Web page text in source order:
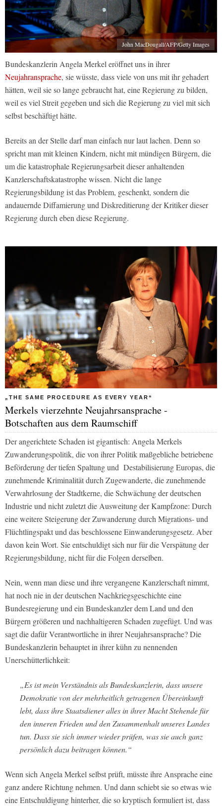
John MacDougall/AFP/Getty Images
Bundeskanzlerin Angela Merkel eröffnet uns in ihrer
Neujahransprache, sie wüsste, dass viele von uns mit ihr gehadert
hätten, weil sie so lange gebraucht hat, eine Regierung zu bilden,
weil es viel Streit gegeben und sich die Regierung zu viel mit sich
selbst beschäftigt hätte.
Bereits an der Stelle darf man einfach nur laut lachen. Denn so
spricht man mit kleinen Kindern, nicht mit mündigen Bürgern, die
um die katastrophale Regierungsarbeit dieser anhaltenden
Kanzlerschaftskatastrophe wissen. Nicht die lange
Regierungsbildung ist das Problem, geschenkt, sondern die
andauernde Diffamierung und Diskreditierung der Kritiker dieser
Regierung durch eben diese Regierung.
„THE SAME PROCEDURE AS EVERY YEAR“
Merkels vierzehnte Neujahrsansprache -
Botschaften aus dem Raumschiff
Der angerichtete Schaden ist gigantisch: Angela Merkels
Zuwanderungspolitik, die von ihrer Politik maßgebliche betriebene
Beförderung der tiefen Spaltung und Destabilisierung Europas, die
zunehmende Kriminalität durch Zugewanderte, die zunehmende
Verwahrlosung der Stadtkerne, die Schwächung der deutschen
Industrie und nicht zuletzt die Ausweitung der Kampfzone: Durch
eine weitere Steigerung der Zuwanderung durch Migrations- und
Flüchtlingspakt und das beschlossene Einwanderungsgesetz. Aber
davon kein Wort. Sie entschuldigt sich nur für die Verspätung der
Regierungsbildung, nicht für die Folgen derselben.
Nein, wenn man diese und ihre vergangene Kanzlerschaft nimmt,
hat noch nie in der deutschen Nachkriegsgeschichte eine
Bundesregierung und ein Bundeskanzler dem Land und den
Bürgern größeren und nachhaltigeren Schaden zugefügt. Und was
sagt die dafür Verantwortliche in ihrer Neujahrsansprache? Die
Bundeskanzlerin behauptet in ihrer kühn zu nennenden
Unerschütterlichkeit:
„Es ist mein Verständnis als Bundeskanzlerin, dass unsere
Demokratie von der mehrheitlich getragenen Übereinkunft
lebt, dass ihre Staatsdiener alles in ihrer Macht Stehende für
den inneren Frieden und den Zusammenhalt unseres Landes
tun. Dass sie sich immer wieder prüfen, was sie auch ganz
persönlich dazu beitragen können.“
Wenn sich Angela Merkel selbst prüft, müsste ihre Ansprache eine
ganz andere Richtung nehmen. Und dann schiebt sie so etwas wie
eine Entschuldigung hinterher, die so kryptisch formuliert ist, dass